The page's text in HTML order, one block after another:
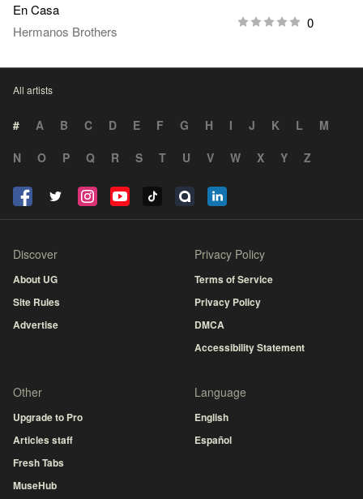
En Casa
Hermanos Brothers
0
All artists
# A B C D E F G H I J K L
M
N
O P Q R S T U V W X Y Z
Discover
About UG
Site Rules
Advertise
Privacy Policy
Terms of Service
Privacy Policy
DMCA
Accessibility Statement
Other
Upgrade to Pro
Articles staff
Fresh Tabs
MuseHub
Language
English
Español